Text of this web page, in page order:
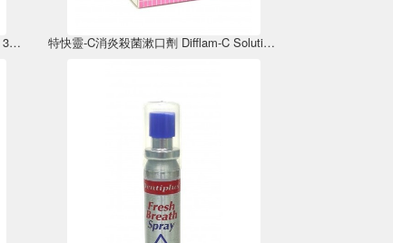
牙護藥性漱口水 Denticare Gargle 0.2% 300ml 特快靈-C消炎殺菌漱口劑 Difflam-C Solution 100ml